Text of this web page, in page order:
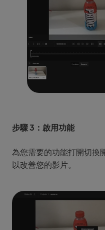
步驟 3：啟用功能
為您需要的功能打開切換
以改善您的影片。